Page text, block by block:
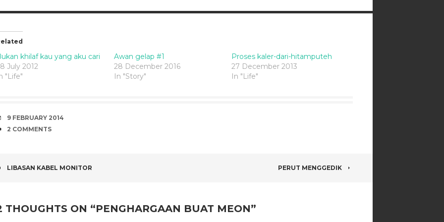
khilaf kau yang aku cari
July 2012
"Life"
Awan gelap #1
28 December 2016
In "Story"
Proses kaler-dari-hitamputeh
27 December 2013
In "Life"
DATE
9 FEBRUARY 2014
COMMENTS
2 COMMENTS
LIBASAN KABEL MONITOR PERUT MENGGEDIK
THOUGHTS ON “PENGHARGAAN BUAT MEON”